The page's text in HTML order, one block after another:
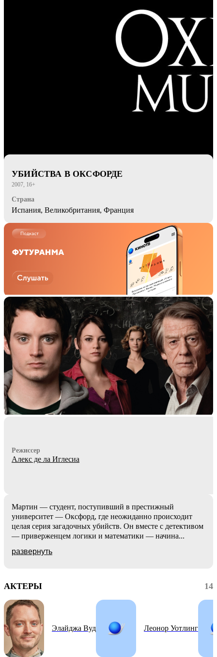
УБИЙСТВА В ОКСФОРДЕ
2007, 16+
Страна
Испания, Великобритания, Франция
Режиссер
Алекс де ла Иглесиа
Мартин — студент, поступивший в престижный
университет — Оксфорд, где неожиданно происходит
целая серия загадочных убийств. Он вместе с детективом
— приверженцем логики и математики — начина...
развернуть
АКТЕРЫ 14
Элайджа Вуд Леонор Уотлинг